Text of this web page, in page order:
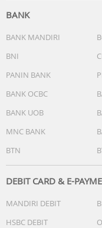
16MP; f/2.4; FOV 85°;
VIDEO
Belakang
Video 720P: 60 fps,
Video 720P Gerak
Mendukung
Mendukung
Mendukung
Depan
Video 1080P: 30 fps
Time-Lapse 1080P:
Mendukung
BANK
BANK MANDIRI
BNI
PANIN BANK
BANK OCBC
BANK UOB
MNC BANK
BTN
DEBIT CARD & E-
MANDIRI DEBIT
HSBC DEBIT